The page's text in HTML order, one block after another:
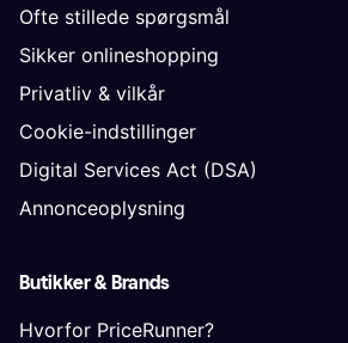
Ofte stillede spørgsmål
Sikker onlineshopping
Privatliv & vilkår
Cookie-indstillinger
Digital Services Act (DSA)
Annonceoplysning
Butikker & Brands
Hvorfor PriceRunner?